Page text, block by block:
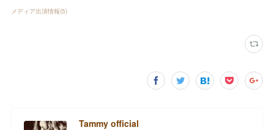
メディア出演情報(5)
Tammy official